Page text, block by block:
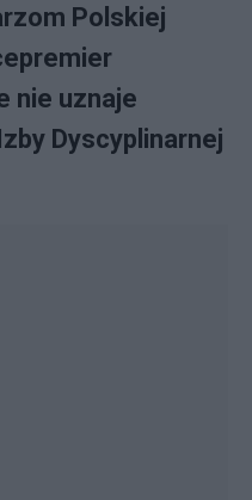
Polskiej
nie uznaje
Dyscyplinarnej